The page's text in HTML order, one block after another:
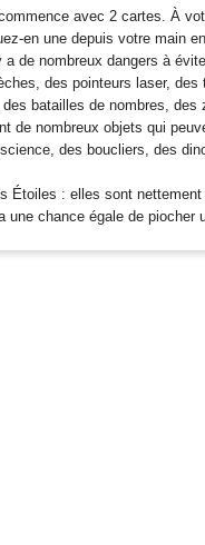
avec 2 cartes. À
en une depuis votre main
de nombreux dangers à
des pointeurs laser,
batailles de nombres, des
de nombreux objets qui
des boucliers, des
Étoiles : elles sont
une chance égale de piocher